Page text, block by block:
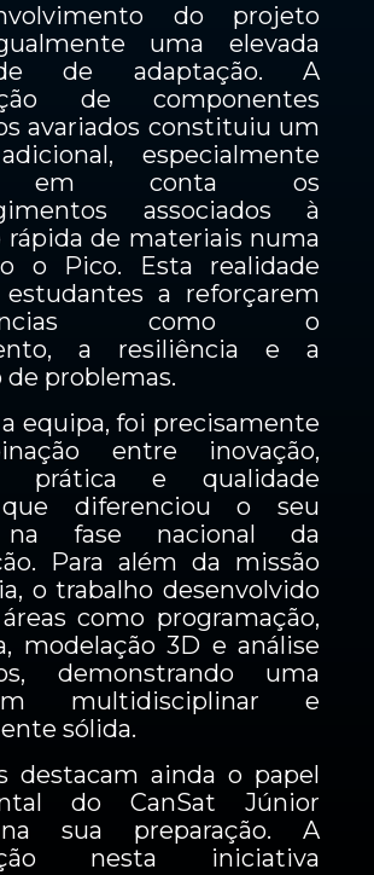
do projeto
uma elevada
de adaptação. A
de componentes
avariados constituiu um
especialmente
em conta os
associados à
rápida de materiais numa
o Pico. Esta realidade
a reforçarem
como o
a resiliência e a
de problemas.
equipa, foi precisamente
entre inovação,
prática e qualidade
diferenciou o seu
na fase nacional da
Para além da missão
o trabalho desenvolvido
como programação,
modelação 3D e análise
demonstrando uma
multidisciplinar e
sólida.
destacam ainda o papel
do CanSat Júnior
sua preparação. A
nesta iniciativa